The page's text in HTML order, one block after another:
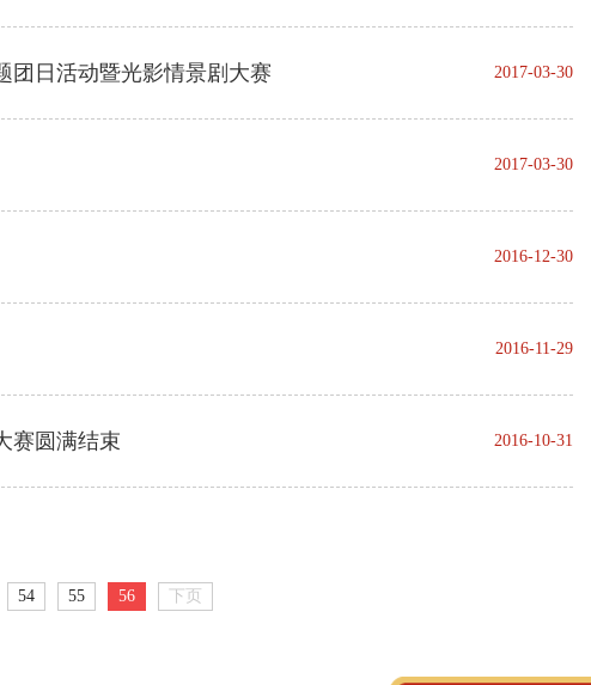
团日活动暨光影情景剧大赛 2017-03-30
2017-03-30
2016-12-30
2016-11-29
赛圆满结束 2016-10-31
54 55 56 下页